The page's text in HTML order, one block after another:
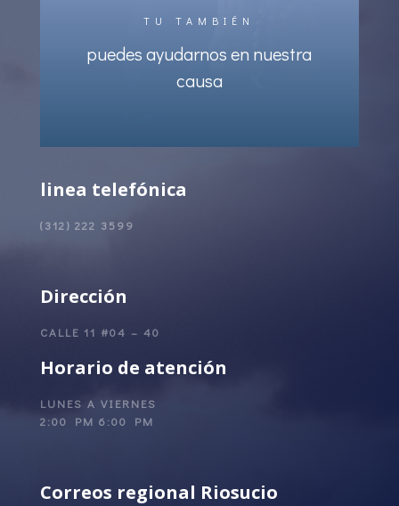
TU TAMBIÉN
puedes ayudarnos en nuestra
causa
linea telefónica
(312) 222 3599
Dirección
CALLE 11 #04 – 40
Horario de atención
LUNES A VIERNES
2:00 PM 6:00 PM
Correos regional Riosucio